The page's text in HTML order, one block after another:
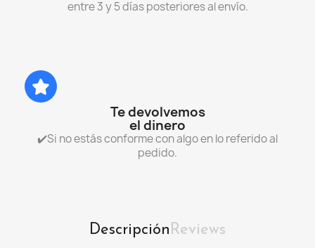
entre 3 y 5 días posteriores al envío.
Te devolvemos
el dinero
✔️Si no estás conforme con algo en lo referido al
pedido.
DescripciónReviews